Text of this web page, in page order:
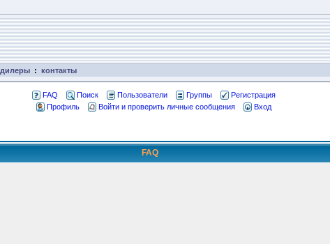
дилеры : контакты
FAQ Поиск Пользователи Группы
Регистрация
Профиль
Войти и проверить личные сообщения Вход
FAQ